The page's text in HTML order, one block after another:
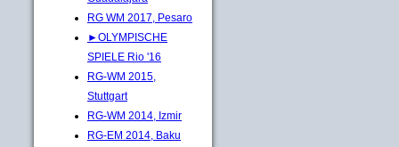
RG WM 2017, Pesaro
►OLYMPISCHE
SPIELE Rio '16
RG-WM 2015,
Stuttgart
RG-WM 2014, Izmir
RG-EM 2014, Baku